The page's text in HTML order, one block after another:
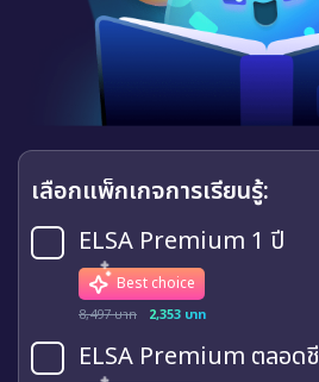
เลือกแพ็กเกจการเรียนรู้:
ELSA Premium 1 ปี
Best choice
8,497 บาท 2,353 บาท
ELSA Premium ตลอดชีพ
Best choice